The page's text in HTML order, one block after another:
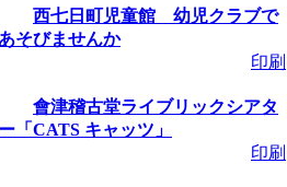
交流広場「
08/10～
ん子育て講
西七日町児童館 幼児クラブで
あそびませんか
印刷
會津稽古堂ライブリックシアタ
ー「CATS キャッツ」
印刷